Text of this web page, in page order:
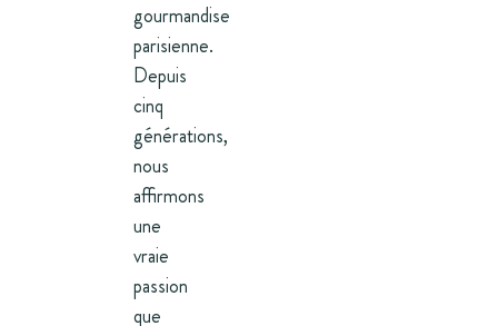
gourmandise
parisienne.
Depuis
cinq
générations,
nous
affirmons
une
vraie
passion
que